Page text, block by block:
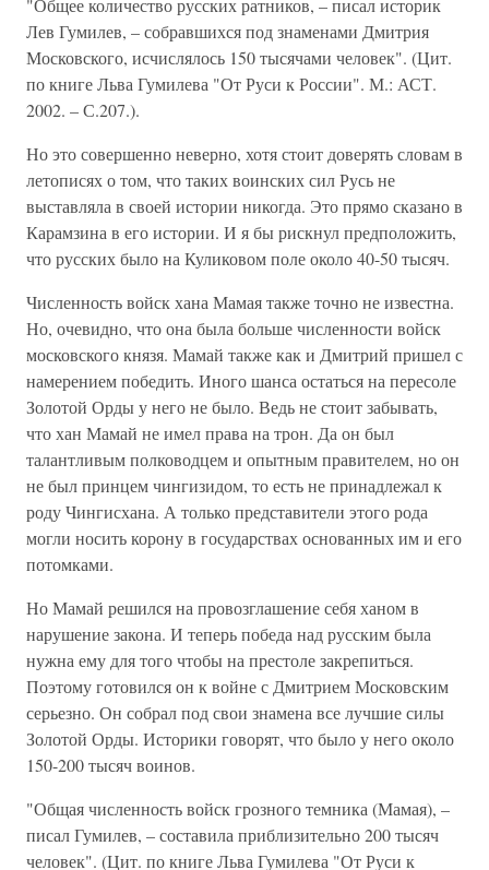
"Общее количество русских ратников, – писал историк
Лев Гумилев, – собравшихся под знаменами Дмитрия
Московского, исчислялось 150 тысячами человек". (Цит.
по книге Льва Гумилева "От Руси к России". М.: АСТ.
2002. – С.207.).
Но это совершенно неверно, хотя стоит доверять словам в
летописях о том, что таких воинских сил Русь не
выставляла в своей истории никогда. Это прямо сказано в
Карамзина в его истории. И я бы рискнул предположить,
что русских было на Куликовом поле около 40-50 тысяч.
Численность войск хана Мамая также точно не известна.
Но, очевидно, что она была больше численности войск
московского князя. Мамай также как и Дмитрий пришел с
намерением победить. Иного шанса остаться на пересоле
Золотой Орды у него не было. Ведь не стоит забывать,
что хан Мамай не имел права на трон. Да он был
талантливым полководцем и опытным правителем, но он
не был принцем чингизидом, то есть не принадлежал к
роду Чингисхана. А только представители этого рода
могли носить корону в государствах основанных им и его
потомками.
Но Мамай решился на провозглашение себя ханом в
нарушение закона. И теперь победа над русским была
нужна ему для того чтобы на престоле закрепиться.
Поэтому готовился он к войне с Дмитрием Московским
серьезно. Он собрал под свои знамена все лучшие силы
Золотой Орды. Историки говорят, что было у него около
150-200 тысяч воинов.
"Общая численность войск грозного темника (Мамая), –
писал Гумилев, – составила приблизительно 200 тысяч
человек". (Цит. по книге Льва Гумилева "От Руси к